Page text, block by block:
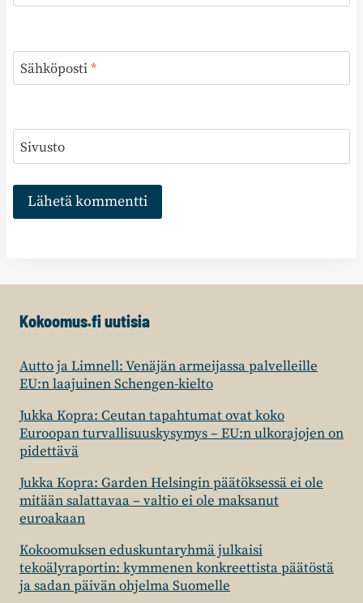
Sähköposti*
Sivusto
Kokoomus.fi uutisia
Autto ja Limnell: Venäjän armeijassa palvelleille
EU:n laajuinen Schengen-kielto
Jukka Kopra: Ceutan tapahtumat ovat koko
Euroopan turvallisuuskysymys – EU:n ulkorajojen on
pidettävä
Jukka Kopra: Garden Helsingin päätöksessä ei ole
mitään salattavaa – valtio ei ole maksanut
euroakaan
Kokoomuksen eduskuntaryhmä julkaisi
tekoälyraportin: kymmenen konkreettista päätöstä
ja sadan päivän ohjelma Suomelle